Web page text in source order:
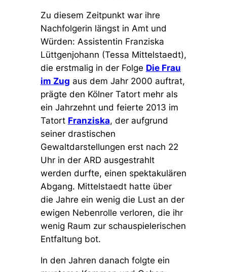
Zu diesem Zeitpunkt war ihre
Nachfolgerin längst in Amt und
Würden: Assistentin Franziska
Lüttgenjohann (Tessa Mittelstaedt),
die erstmalig in der Folge Die Frau
im Zug aus dem Jahr 2000 auftrat,
prägte den Kölner Tatort mehr als
ein Jahrzehnt und feierte 2013 im
Tatort Franziska, der aufgrund
seiner drastischen
Gewaltdarstellungen erst nach 22
Uhr in der ARD ausgestrahlt
werden durfte, einen spektakulären
Abgang. Mittelstaedt hatte über
die Jahre ein wenig die Lust an der
ewigen Nebenrolle verloren, die ihr
wenig Raum zur schauspielerischen
Entfaltung bot.
In den Jahren danach folgte ein